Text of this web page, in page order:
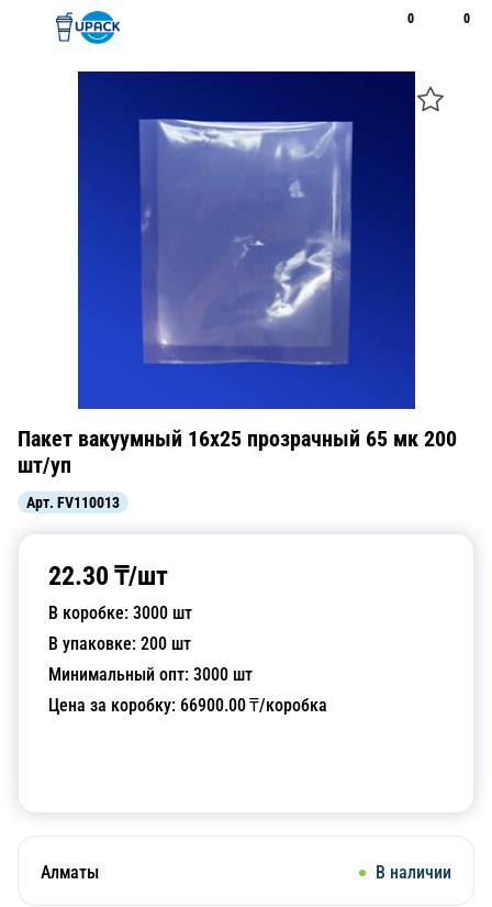
0 0
Пакет вакуумный 16х25 прозрачный 65 мк 200
шт/уп
Арт. FV110013
22.30 ₸/шт
В коробке: 3000 шт
В упаковке: 200 шт
Минимальный опт: 3000 шт
Цена за коробку: 66900.00₸/коробка
Алматы В наличии